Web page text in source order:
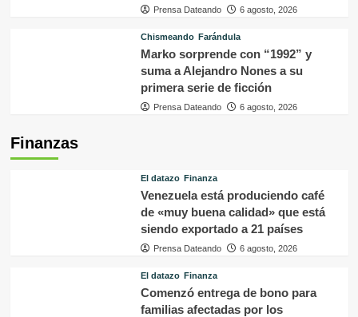
Prensa Dateando 6 agosto, 2026
Chismeando Farándula
Marko sorprende con “1992” y
suma a Alejandro Nones a su
primera serie de ficción
Prensa Dateando 6 agosto, 2026
Finanzas
El datazo Finanza
Venezuela está produciendo café
de «muy buena calidad» que está
siendo exportado a 21 países
Prensa Dateando 6 agosto, 2026
El datazo Finanza
Comenzó entrega de bono para
familias afectadas por los